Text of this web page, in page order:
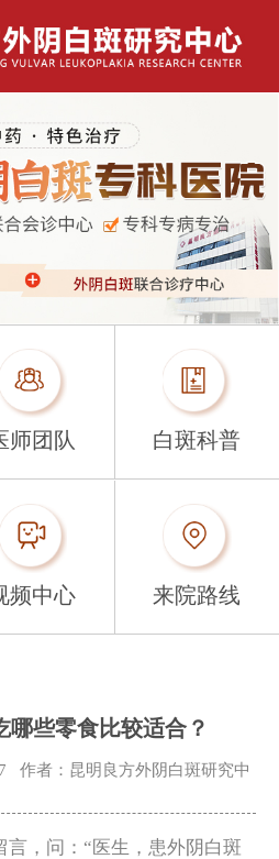
师团队 白斑科普
频中心 来院路线
哪些零食比较适合？
作者：昆明良方外阴白斑研究中
，问：“医生，患外阴白斑